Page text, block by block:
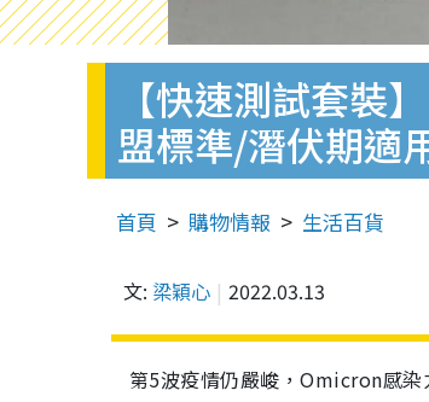
【快速測試套裝
盟標準/潛伏期適
首頁 購物情報 生活百貨
文: 梁穎心 2022.03.13
第5波疫情仍嚴峻，Omicron感